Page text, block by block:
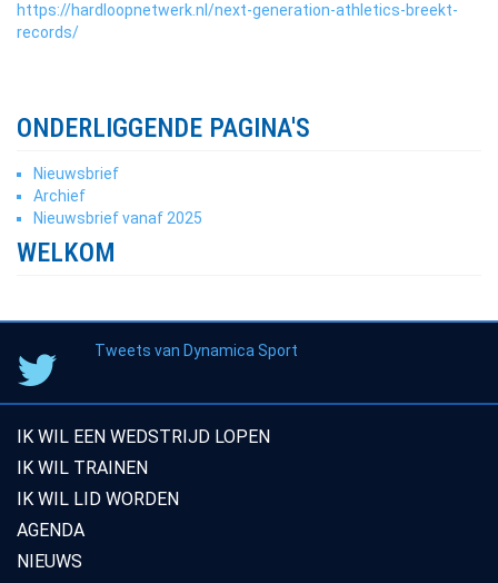
https://hardloopnetwerk.nl/next-generation-athletics-breekt-
records/
ONDERLIGGENDE PAGINA'S
Nieuwsbrief
Archief
Nieuwsbrief vanaf 2025
WELKOM
Tweets van Dynamica Sport
IK WIL EEN WEDSTRIJD LOPEN
IK WIL TRAINEN
IK WIL LID WORDEN
AGENDA
NIEUWS